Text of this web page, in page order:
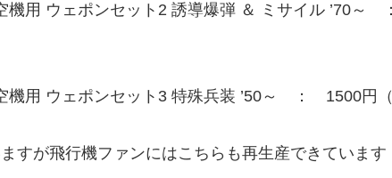
用 ウェポンセット2 誘導爆弾 ＆ ミサイル ’70
用 ウェポンセット3 特殊兵装 ’50～ ： 1500円
すが飛行機ファンにはこちらも再生産できています